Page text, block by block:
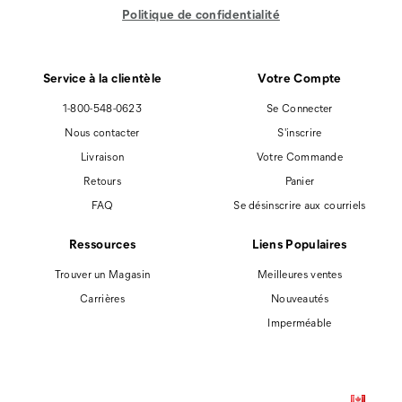
Service à la clientèle
1-800-548-0623
Nous contacter
Livraison
Retours
FAQ
Votre Compte
Se Connecter
S'inscrire
Votre Commande
Panier
Se désinscrire aux courriels
Ressources
Trouver un Magasin
Carrières
Liens Populaires
Meilleures ventes
Nouveautés
Imperméable
Politique de confidentialité